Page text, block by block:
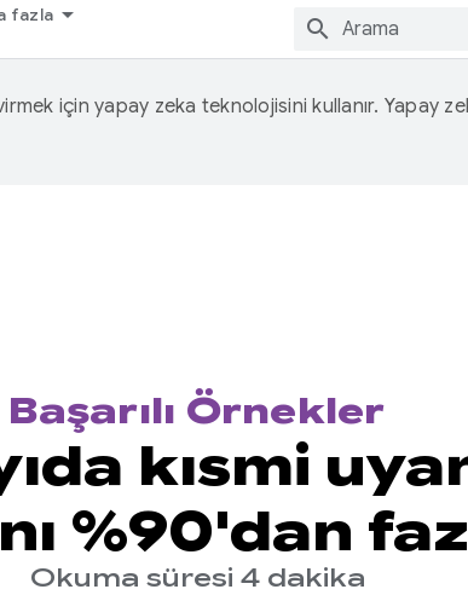
fazla
için yapay zeka teknolojisini kullanır. Yapay
Başarılı Örnekler
kısmi
%90'dan
Okuma süresi 4 dakika